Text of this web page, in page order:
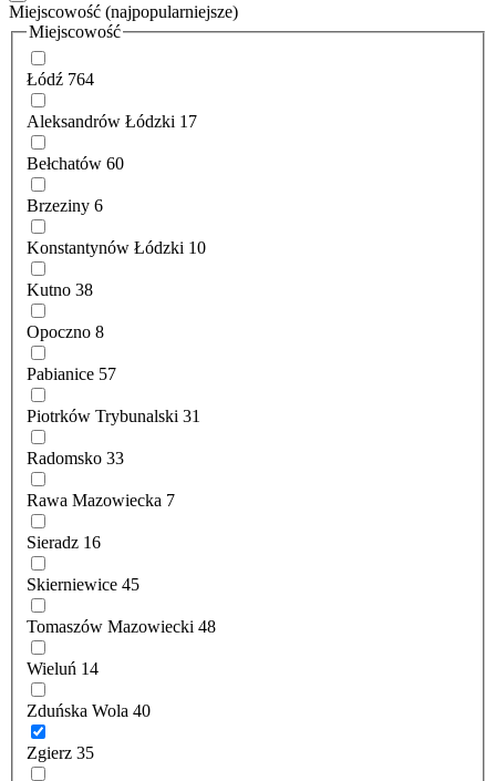
Miejscowość (najpopularniejsze)
Miejscowość
Łódź 764
Aleksandrów Łódzki 17
Bełchatów 60
Brzeziny 6
Konstantynów Łódzki 10
Kutno 38
Opoczno 8
Pabianice 57
Piotrków Trybunalski 31
Radomsko 33
Rawa Mazowiecka 7
Sieradz 16
Skierniewice 45
Tomaszów Mazowiecki 48
Wieluń 14
Zduńska Wola 40
Zgierz 35